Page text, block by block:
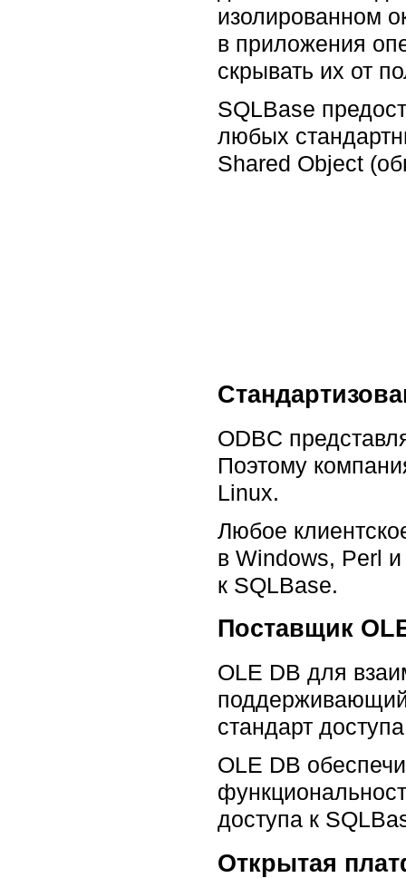
изолированном
в приложения
скрывать их от
SQLBase
любых
Shared Object
ODBC
Поэтому
Linux.
Любое
в Windows, Perl
к SQLBase.
Поставщик
OLE DB для
поддерживающий
стандарт
OLE DB
доступа к
Открытая